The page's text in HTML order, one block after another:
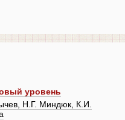
уровень
Н.Г. Миндюк, К.И.